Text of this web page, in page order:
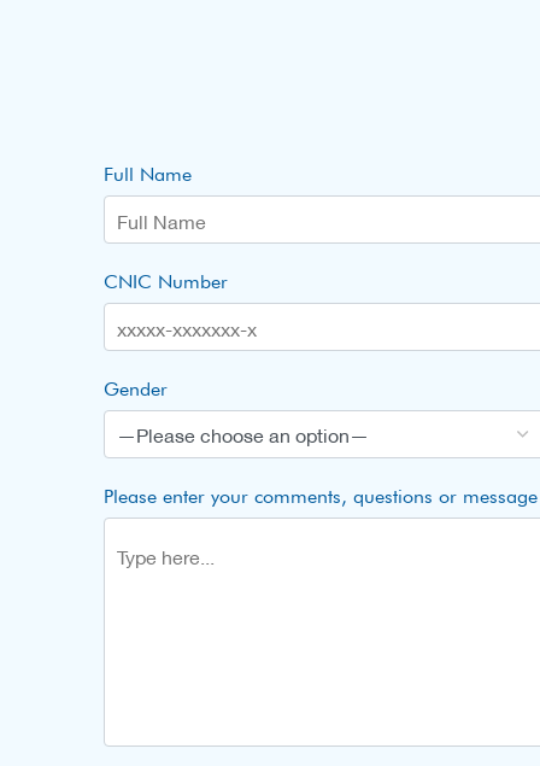
Full Name
CNIC Number
Gender
Please enter your comments, questions or message